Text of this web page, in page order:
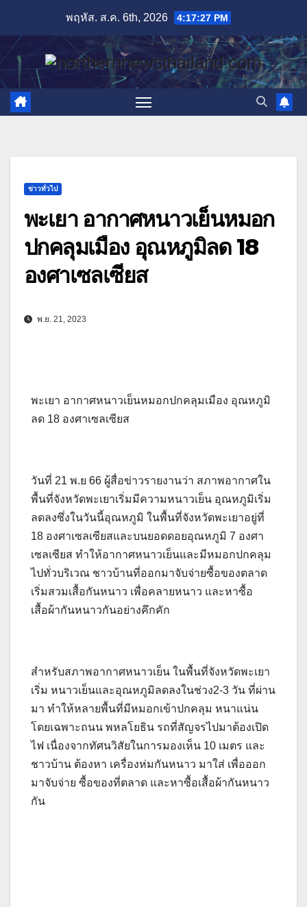
content
พฤหัส. ส.ค. 6th, 2026 4:17:28 PM
ข่าวทั่วไป
พะเยา อากาศหนาวเย็นหมอก
ปกคลุมเมือง อุณหภูมิลด 18
องศาเซลเซียส
พ.ย. 21, 2023
พะเยา อากาศหนาวเย็นหมอกปกคลุมเมือง อุณหภูมิ
ลด 18 องศาเซลเซียส
วันที่ 21 พ.ย 66 ผู้สื่อข่าวรายงานว่า สภาพอากาศใน
พื้นที่จังหวัดพะเยาเริ่มมีความหนาวเย็น อุณหภูมิเริ่ม
ลดลงซึ่งในวันนี้อุณหภูมิ ในพื้นที่จังหวัดพะเยาอยู่ที่
18 องศาเซลเซียสและบนยอดดอยอุณหภูมิ 7 องศา
เซลเซียส ทำให้อากาศหนาวเย็นและมีหมอกปกคลุม
ไปทั่วบริเวณ ชาวบ้านที่ออกมาจับจ่ายซื้อของตลาด
เริ่มสวมเสื้อกันหนาว เพื่อคลายหนาว และหาซื้อ
เสื้อผ้ากันหนาวกันอย่างคึกคัก
สำหรับสภาพอากาศหนาวเย็น ในพื้นที่จังหวัดพะเยา
เริ่ม หนาวเย็นและอุณหภูมิลดลงในช่วง2-3 วัน ที่ผ่าน
มา ทำให้หลายพื้นที่มีหมอกเข้าปกคลุม หนาแน่น
โดยเฉพาะถนน พหลโยธิน รถที่สัญจรไปมาต้องเปิด
ไฟ เนื่องจากทัศนวิสัยในการมองเห็น 10 เมตร และ
ชาวบ้าน ต้องหา เครื่องห่มกันหนาว มาใส่ เพื่อออก
มาจับจ่าย ซื้อของที่ตลาด และหาซื้อเสื้อผ้ากันหนาว
กัน